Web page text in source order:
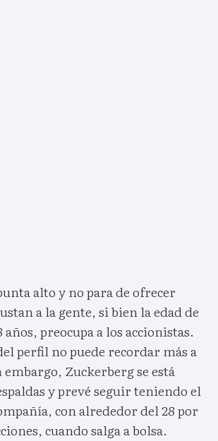
alto y no para de ofrecer
a la gente, si bien la edad de
preocupa a los accionistas.
perfil no puede recordar más a
embargo, Zuckerberg se está
y prevé seguir teniendo el
con alrededor del 28 por
cuando salga a bolsa.